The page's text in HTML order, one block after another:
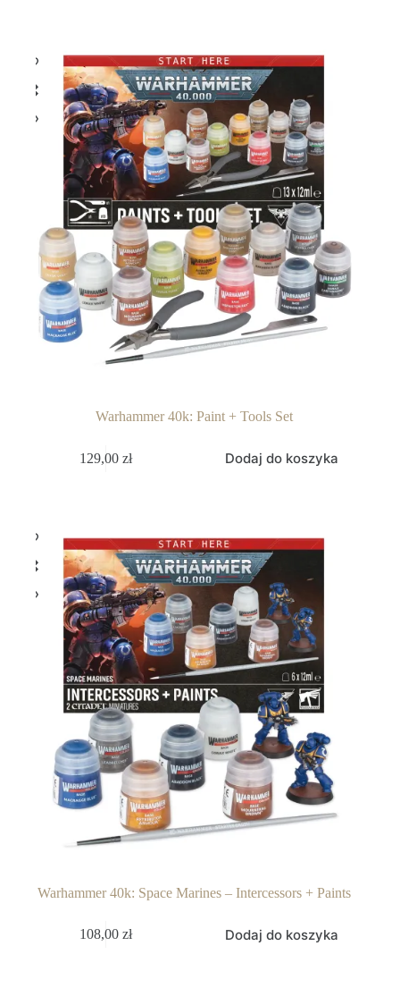
Warhammer 40k: Paint + Tools Set
129,00zł Dodaj do koszyka
Warhammer 40k: Space Marines – Intercessors + Paints
108,00zł Dodaj do koszyka